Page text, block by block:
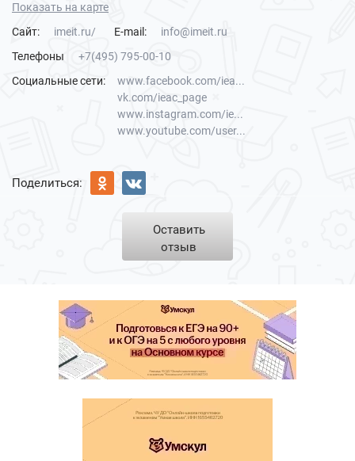
Показать на карте
Сайт:
imeit.ru/ E-mail:
info@imeit.ru
Телефоны
+7(495) 795-00-10
Социальные сети:
www.facebook.com/iea...
vk.com/ieac_page
www.instagram.com/ie...
www.youtube.com/user...
Поделиться:
Оставить
отзыв